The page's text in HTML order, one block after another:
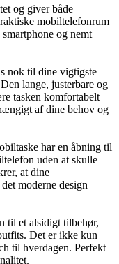
og giver både
mobiltelefonrum
og nemt
nok til dine vigtigste
lange, justerbare og
tasken komfortabelt
af dine behov og
har en åbning til
uden at skulle
at dine
moderne design
til et alsidigt tilbehør,
Det er ikke kun
til hverdagen. Perfekt